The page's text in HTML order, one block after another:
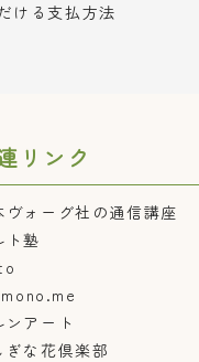
ける支払方法
リンク
ヴォーグ社の通信講座
ト塾
ンアート
ぎな花倶楽部